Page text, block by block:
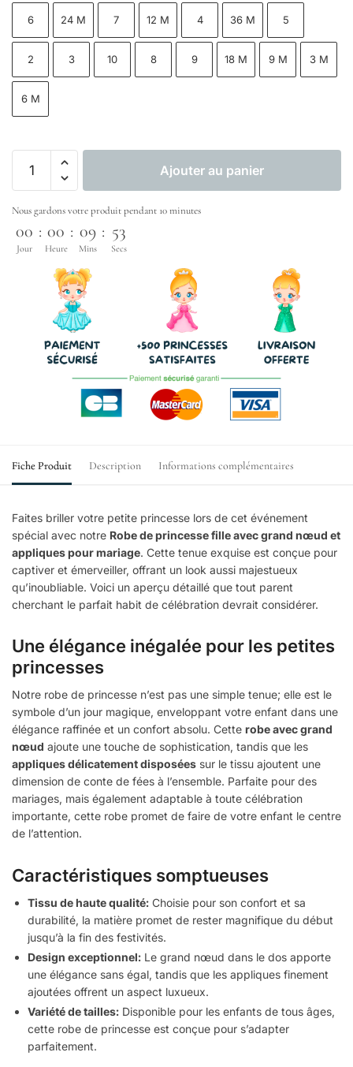
6 24 M 7 12 M 4 36 M 5
2 3 10 8 9 18 M 9 M 3 M
6 M
Ajouter au panier
Nous gardons votre produit pendant 10 minutes
00
Jour
: 00
Heure
: 09
Mins
: 52
Secs
Fiche Produit Description Informations complémentaires
Faites briller votre petite princesse lors de cet événement
spécial avec notre Robe de princesse fille avec grand nœud et
appliques pour mariage. Cette tenue exquise est conçue pour
captiver et émerveiller, offrant un look aussi majestueux
qu’inoubliable. Voici un aperçu détaillé que tout parent
cherchant le parfait habit de célébration devrait considérer.
Une élégance inégalée pour les petites
princesses
Notre robe de princesse n’est pas une simple tenue; elle est le
symbole d’un jour magique, enveloppant votre enfant dans une
élégance raffinée et un confort absolu. Cette robe avec grand
nœud ajoute une touche de sophistication, tandis que les
appliques délicatement disposées sur le tissu ajoutent une
dimension de conte de fées à l’ensemble. Parfaite pour des
mariages, mais également adaptable à toute célébration
importante, cette robe promet de faire de votre enfant le centre
de l’attention.
Caractéristiques somptueuses
Tissu de haute qualité: Choisie pour son confort et sa
durabilité, la matière promet de rester magnifique du début
jusqu’à la fin des festivités.
Design exceptionnel: Le grand nœud dans le dos apporte
une élégance sans égal, tandis que les appliques finement
ajoutées offrent un aspect luxueux.
Variété de tailles: Disponible pour les enfants de tous âges,
cette robe de princesse est conçue pour s’adapter
parfaitement.